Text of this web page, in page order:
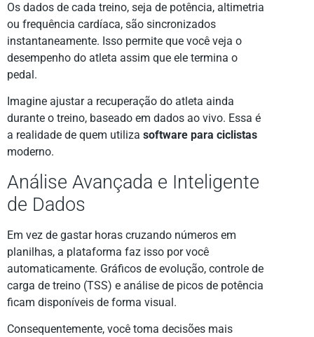
Os dados de cada treino, seja de potência, altimetria
ou frequência cardíaca, são sincronizados
instantaneamente. Isso permite que você veja o
desempenho do atleta assim que ele termina o
pedal.
Imagine ajustar a recuperação do atleta ainda
durante o treino, baseado em dados ao vivo. Essa é
a realidade de quem utiliza software para ciclistas
moderno.
Análise Avançada e Inteligente
de Dados
Em vez de gastar horas cruzando números em
planilhas, a plataforma faz isso por você
automaticamente. Gráficos de evolução, controle de
carga de treino (TSS) e análise de picos de potência
ficam disponíveis de forma visual.
Consequentemente, você toma decisões mais